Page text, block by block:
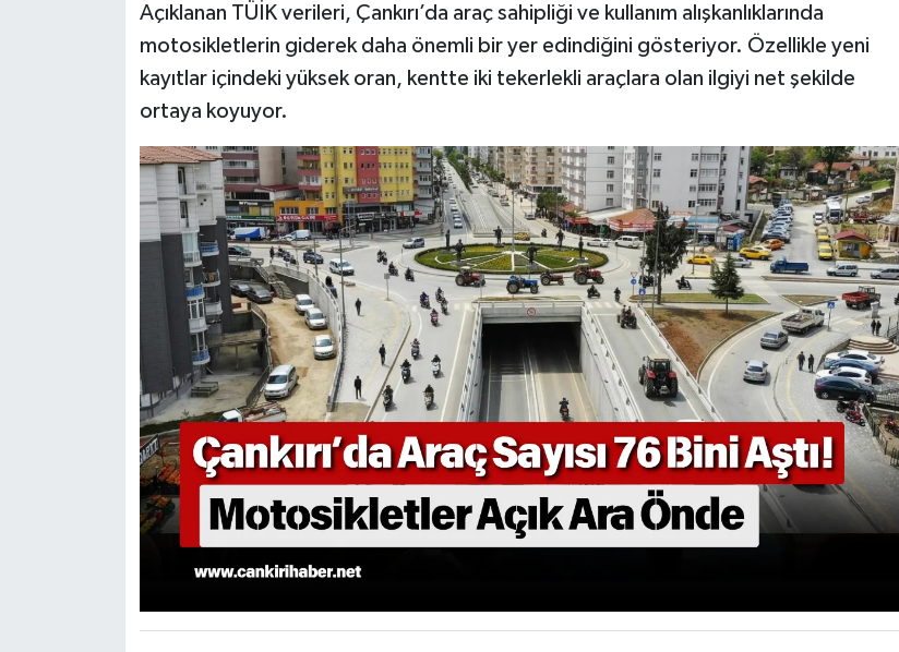
Açıklanan TÜİK verileri, Çankırı’da araç sahipliği ve kullanım alışkanlıklarında
motosikletlerin giderek daha önemli bir yer edindiğini gösteriyor. Özellikle yeni
kayıtlar içindeki yüksek oran, kentte iki tekerlekli araçlara olan ilgiyi net şekilde
ortaya koyuyor.